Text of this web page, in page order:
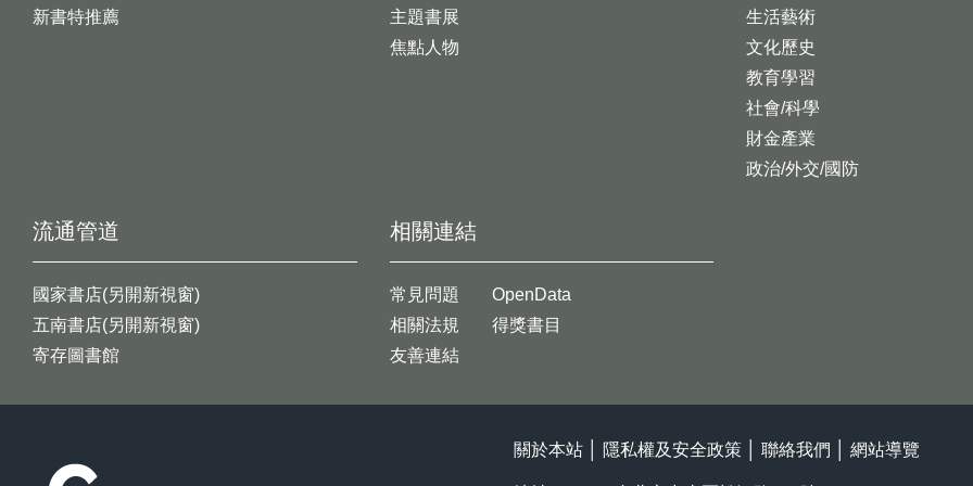
新書特推薦
生活藝術
文化歷史
教育學習
社會/科學
財金產業
政治/外交/國防
主題書展
焦點人物
流通管道
國家書店(另開新視窗)
五南書店(另開新視窗)
寄存圖書館
相關連結
常見問題
相關法規
友善連結
OpenData
得獎書目
關於本站 隱私權及安全政策 聯絡我們 網站導覽